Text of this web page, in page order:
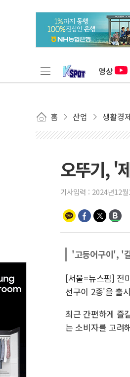
영상
홈 산업 생활경
오뚜기, '
기사입력 : 2024년12
'고등어구이', '
[서울=뉴스핌] 전
선구이 2종'을 출
최근 간편하게 즐
는 소비자를 고려